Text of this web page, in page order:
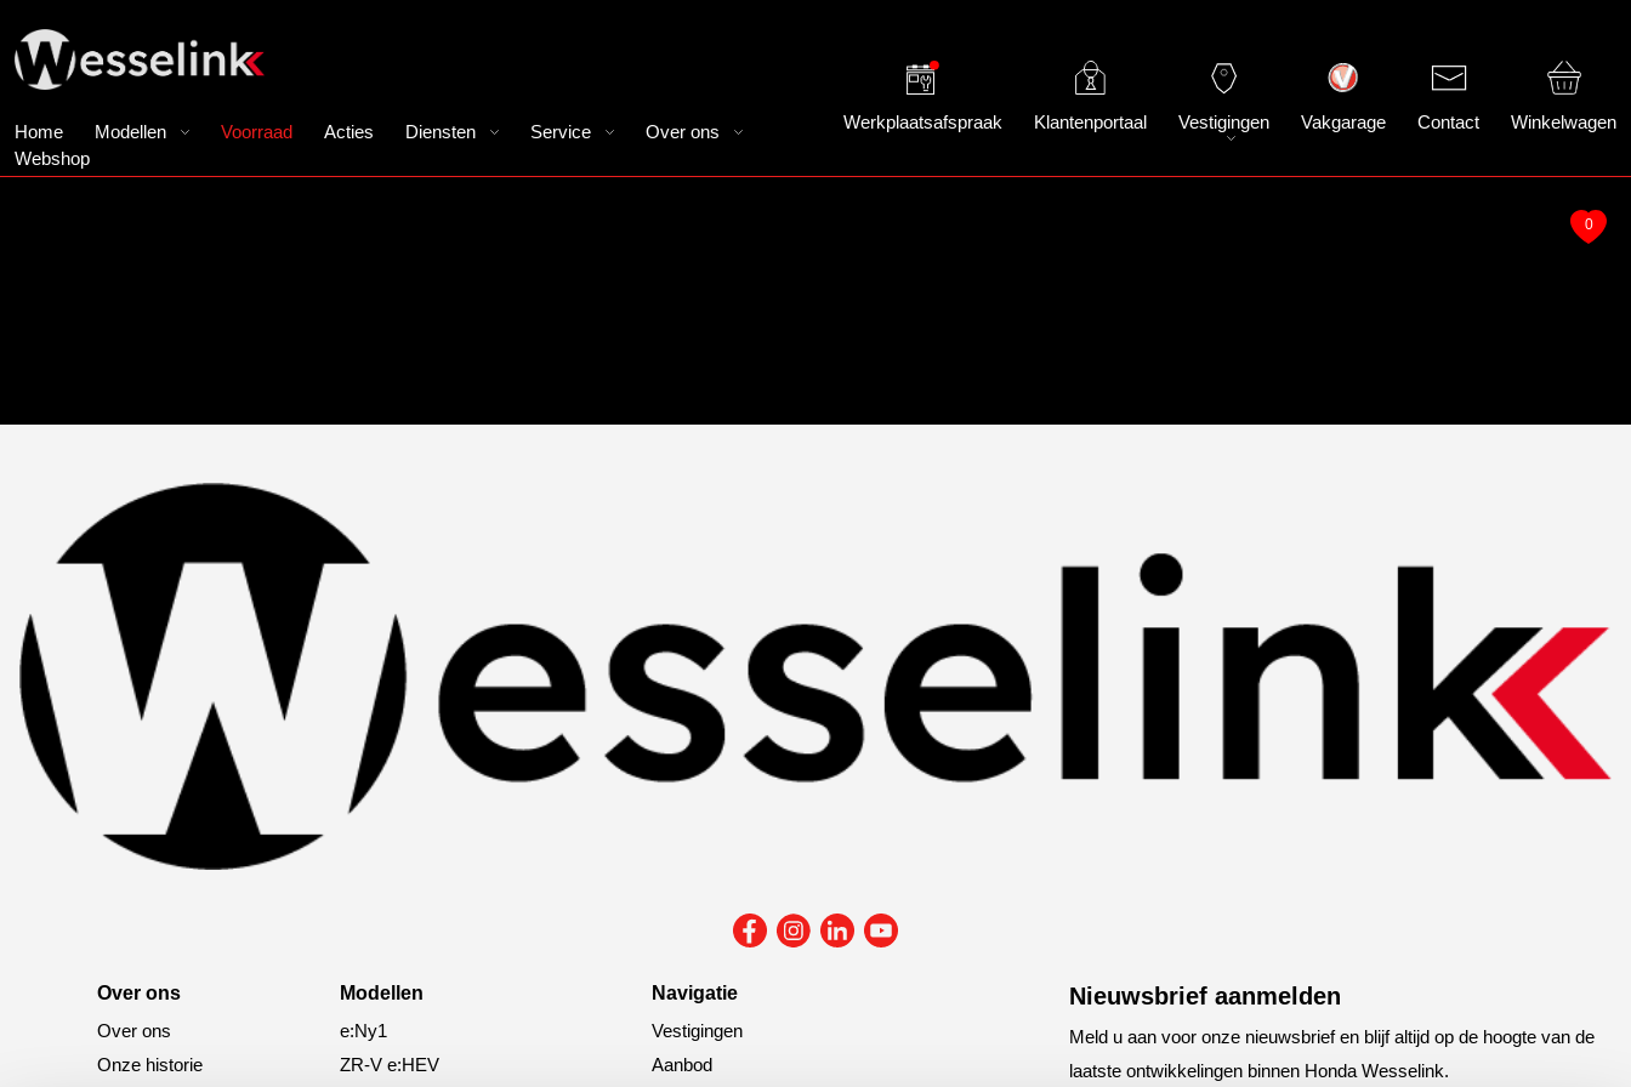
Home Modellen Voorraad Acties Diensten Service
Over ons
Webshop
Werkplaatsafspraak Klantenportaal Vestigingen Vakgarage Contact Winkelwagen
0
Over ons
Over ons
Onze historie
Modellen
e:Ny1
ZR-V e:HEV
Navigatie
Vestigingen
Aanbod
Nieuwsbrief aanmelden
Meld u aan voor onze nieuwsbrief en blijf altijd op de hoogte van de
laatste ontwikkelingen binnen Honda Wesselink.